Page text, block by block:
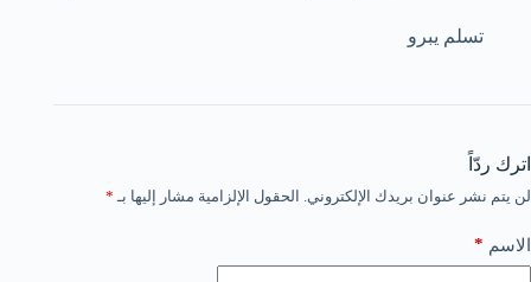
تسلم يبرو
اترك ردّاً
لن يتم نشر عنوان بريدك الإلكتروني. الحقول الإلزامية مشار إليها بـ *
الاسم *